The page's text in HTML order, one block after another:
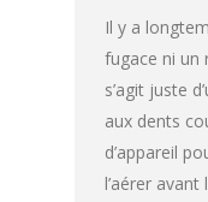
Il y a
fugace ni un
s’agit juste
aux dents
d’appareil
l’aérer